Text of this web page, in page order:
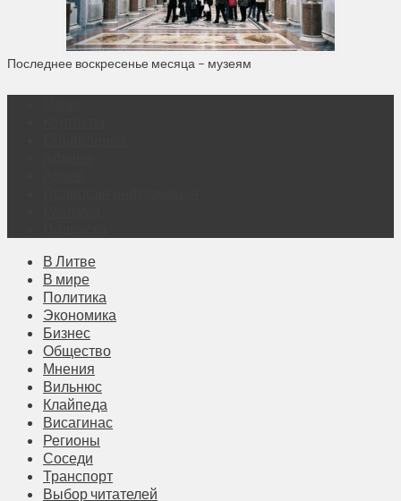
Последнее воскресенье месяца – музеям
В Литве
В мире
Политика
Экономика
Бизнес
Общество
Мнения
Вильнюс
Клайпеда
Висагинас
Регионы
Соседи
Транспорт
Выбор читателей